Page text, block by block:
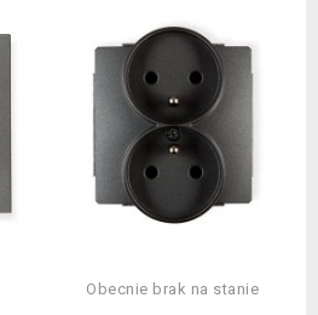
Obecnie brak na stanie